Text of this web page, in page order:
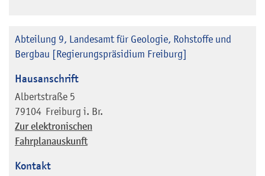
Abteilung 9, Landesamt für Geologie, Rohstoffe und
Bergbau [Regierungspräsidium Freiburg]
Hausanschrift
Albertstraße 5
79104 Freiburg i. Br.
Zur elektronischen
Fahrplanauskunft
Kontakt